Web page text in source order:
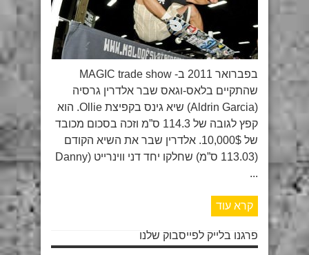
בפברואר 2011 ב- MAGIC trade show
שהתקיים בלאס-וגאס שבר אלדרין גרסיה
(Aldrin Garcia) שיא גינס בקפיצת Ollie. הוא
קפץ לגובה של 114.3 ס”מ וזכה בסכום מכובד
של 10,000$. אלדרין שבר את השיא הקודם
(113.03 ס”מ) שחלקו יחד דני ווינרייט (Danny
...
קרא עוד
פרגנו בלייק לפייסבוק שלנו